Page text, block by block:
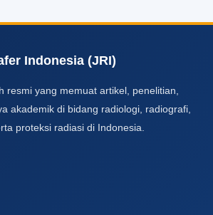
Indonesia (JRI)
resmi yang memuat artikel, penelitian,
akademik di bidang radiologi, radiografi,
proteksi radiasi di Indonesia.